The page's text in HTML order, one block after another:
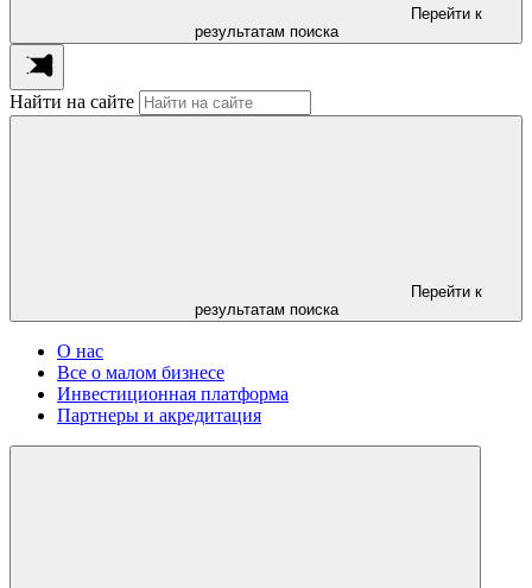
Перейти к
результатам поиска
Найти на сайте
Перейти к
результатам поиска
О нас
Все о малом бизнесе
Инвестиционная платформа
Партнеры и акредитация